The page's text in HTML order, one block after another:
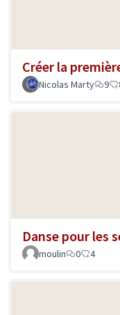
Créer la
Nicolas Marty
9
Danse pour les
moulin
0 4